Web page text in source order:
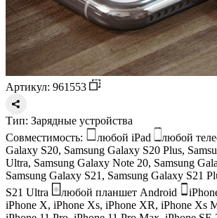
Артикул: 961553
Тип: Зарядные устройства
Совместимость:
любой iPad
любой
Galaxy S20, Samsung Galaxy S20 Plus,
Ultra, Samsung Galaxy Note 20, Samsung
Samsung Galaxy S21, Samsung Galaxy S21
S21 Ultra
любой планшет Android
iPhone X, iPhone Xs, iPhone XR, iPhone Xs